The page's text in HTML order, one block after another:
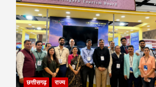
छत्तीसगढ़ राज्य